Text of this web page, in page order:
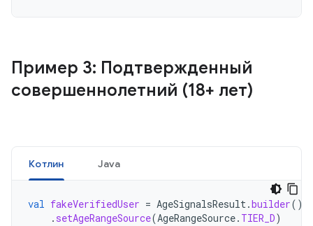
Пример 3: Подтвержденный
совершеннолетний (18+ лет)
Котлин Java
val fakeVerifiedUser = AgeSignalsResult.builder()
. setAgeRangeSource(AgeRangeSource. TIER_D)